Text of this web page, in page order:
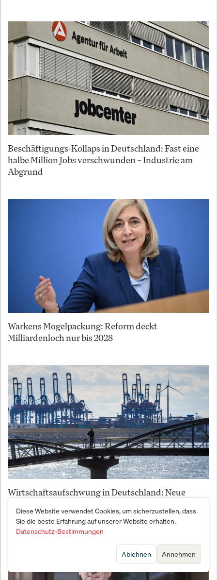
Beschäftigungs-Kollaps in Deutschland: Fast eine
halbe Million Jobs verschwunden – Industrie am
Abgrund
Warkens Mogelpackung: Reform deckt
Milliardenloch nur bis 2028
Wirtschaftsaufschwung in Deutschland: Neue
Diese Website verwendet Cookies, um sicherzustellen, dass
Sie die beste Erfahrung auf unserer Website erhalten.
Datenschutz-Bestimmungen
Annehmen
Ablehnen